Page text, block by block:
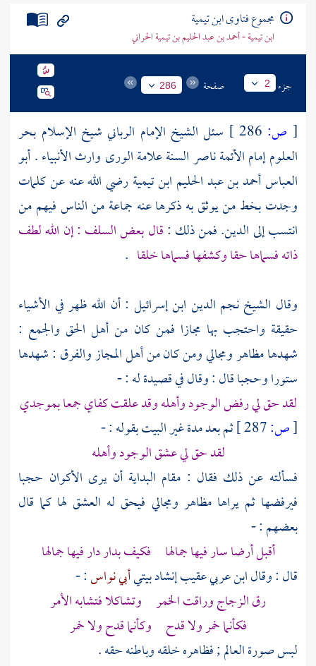
مجموع فتاوى ابن تيمية
ابن تيمية - أحمد بن عبد الحليم بن تيمية الحراني
جزء 2 صفحة 286
[ ص:
سئل الشيخ الإمام الرباني شيخ الإسلام بحر
العلوم إمام الأئمة ناصر السنة علامة الورى وارث الأنبياء .أبو
العباس أحمد بن عبد الحليم ابن تيميةرضي الله عنه عن كلمات
وجدت بخط من يوثق به ذكرها عنه جماعة من الناس فيهم من
انتسب إلى الدين. فمن ذلك :قال بعض السلف : إن الله لطف
ذاته فسماها حقا وكشفها فسماها خلقا .
وقال الشيخ نجم الدين ابن إسرائيل : أن الله ظهر في الأشياء
حقيقة واحتجب بها مجازا فمن كان من أهل الحق والجمع :
شهدها مظاهر ومجالي ومن كان من أهل المجاز والفرق : شهدها
ستورا وحجبا قال : وقال في قصيدة له : -
لقد حق لي رفض الوجود وأهله وقد علقت كفاي جمعا بموجدي
[ص:
ثم بعد مدة غير البيت بقوله : -
لقد حق لي عشق الوجود وأهله
فسألته عن ذلك فقال : مقام البداية أن يرى الأكوان حجبا
فيرفضها ثم يراها مظاهر ومجالي فيحق له العشق لها كما قال
بعضهم : -
أقبل أرضا سار فيها جمالها فكيف بدار دار فيها جمالها
قال : وقالابن عربيعقيب إنشاد بيتيأبي نواس: -
رق الزجاج وراقت الخمر وتشاكلا فتشابه الأمر
فكأنما خمر ولا قدح وكأنما قدح ولا خمر
لبس صورة العالم ; فظاهره خلقه وباطنه حقه .